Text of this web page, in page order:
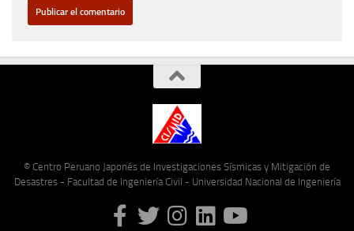
© Centro Peruano Japonés de Investigaciones Sísmicas y Mitigación de
Desastres - Facultad de Ingeniería Civil - Universidad Nacional de Ingeniería